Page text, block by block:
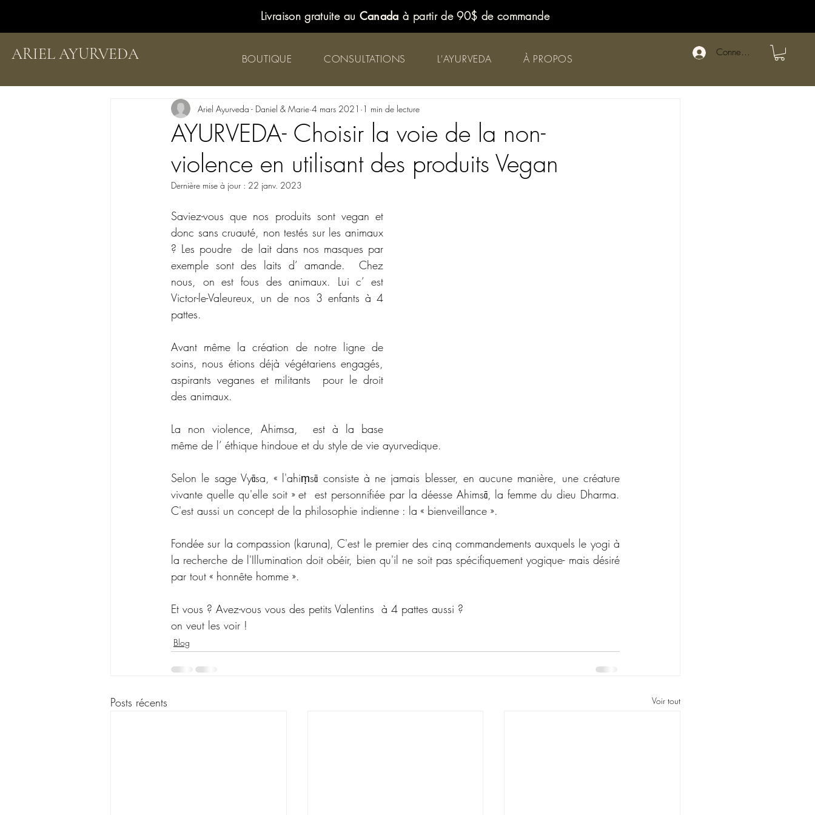
Livraison gratuite au Canada à partir de 90$ de commande
ARIEL AYURVEDA BOUTIQUE CONSULTATIONS L'AYURVEDA À PROPOS Connexion
AYURVEDA- Choisir la voie de la non-
violence en utilisant des produits Vegan
Ariel Ayurveda - Daniel & Marie 4 mars 2021 1 min de lecture
Dernière mise à jour : 22 janv. 2023
Saviez-vous que nos produits sont vegan et
donc sans cruauté, non testés sur les animaux
? Les poudre  de lait dans nos masques par
exemple sont des laits d’ amande.  Chez
nous, on est fous des animaux. Lui c’ est
Victor-le-Valeureux, un de nos 3 enfants à 4
pattes.
Avant même la création de notre ligne de
soins, nous étions déjà végétariens engagés,
aspirants veganes et militants  pour le droit
des animaux.
La non violence, Ahimsa,  est à la base
même de l’ éthique hindoue et du style de vie ayurvedique.
Selon le sage Vyāsa, « l'ahiṃsā consiste à ne jamais blesser, en aucune manière, une créature
vivante quelle qu'elle soit » et  est personnifiée par la déesse Ahimsā, la femme du dieu Dharma.
C'est aussi un concept de la philosophie indienne : la « bienveillance ».
Fondée sur la compassion (karuna), C'est le premier des cinq commandements auxquels le yogi à
la recherche de l'Illumination doit obéir, bien qu'il ne soit pas spécifiquement yogique- mais désiré
par tout « honnête homme ».
Et vous ? Avez-vous vous des petits Valentins  à 4 pattes aussi ?
on veut les voir !
Blog
Posts récents Voir tout